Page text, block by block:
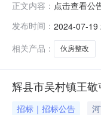
正文内容： 点击查看公
二、其他：
日期：20
发布时间： 2024-07-19
相关产品：
伙房整改
辉县市吴村镇王
招标｜招标公告